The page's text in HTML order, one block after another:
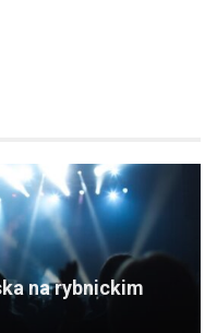
na rybnickim